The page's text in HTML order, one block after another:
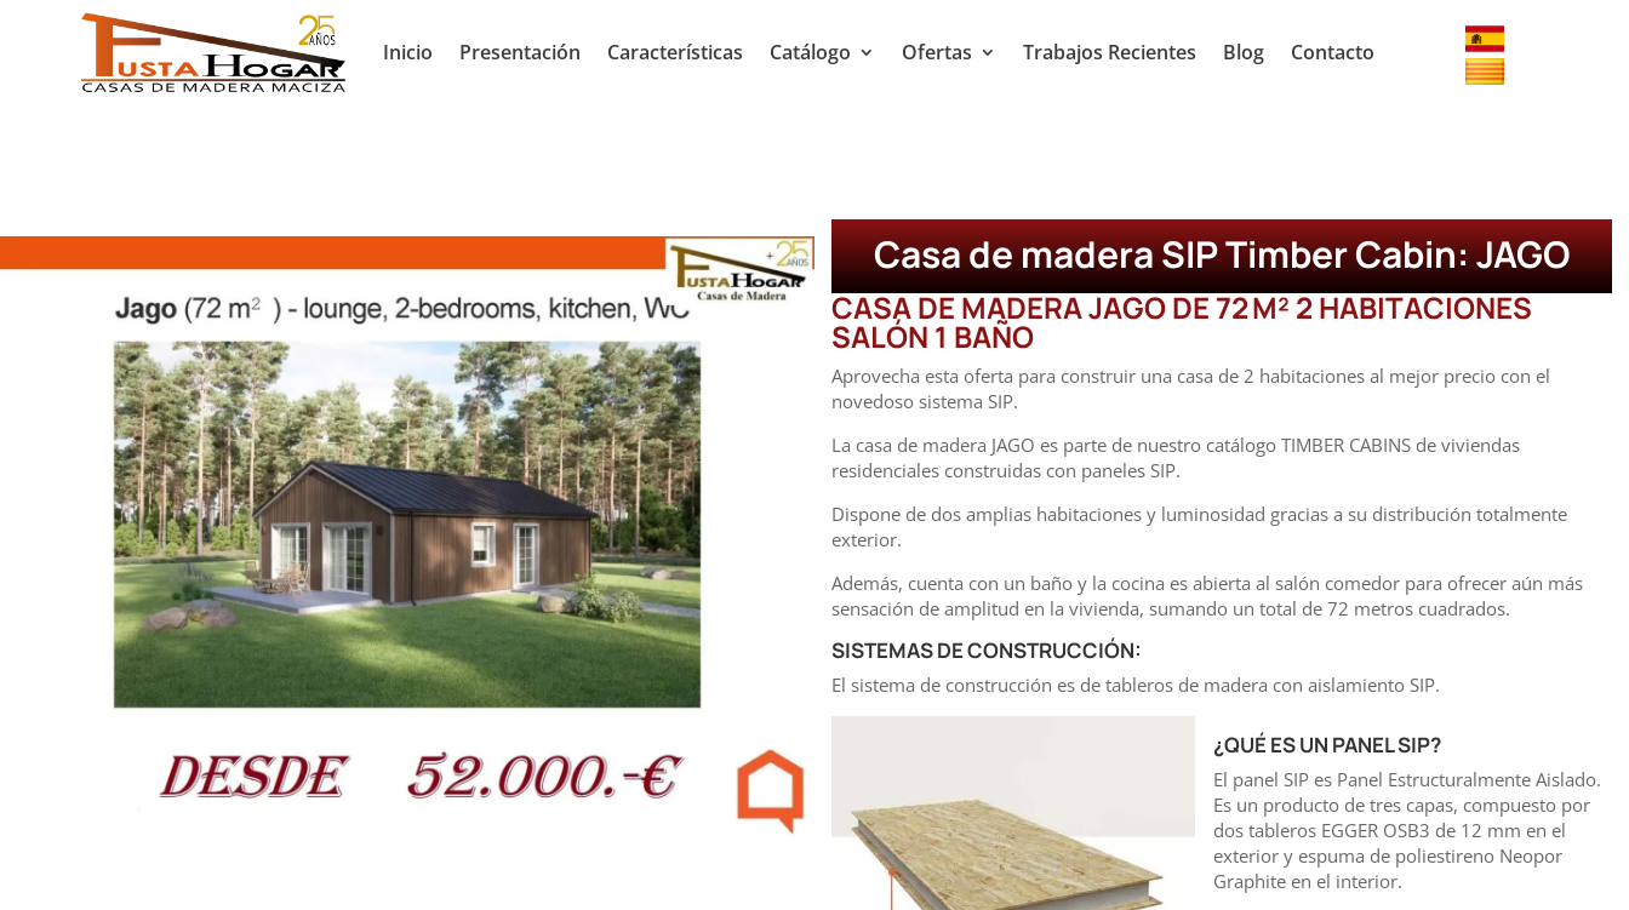
Inicio Presentación Características Catálogo Ofertas Trabajos Recientes Blog Contacto
Casa de madera SIPTimber Cabin: JAGO
CASA DE MADERA JAGO DE 72 M² 2 HABITACIONES
SALÓN 1 BAÑO
Aprovecha esta oferta para construir una casa de 2 habitaciones al mejor precio con el
novedoso sistema SIP.
La casa de madera JAGO es parte de nuestro catálogo TIMBER CABINS de viviendas
residenciales construidas con paneles SIP.
Dispone de dos amplias habitaciones y luminosidad gracias a su distribución totalmente
exterior.
Además, cuenta con un baño y la cocina es abierta al salón comedor para ofrecer aún más
sensación de amplitud en la vivienda, sumando un total de 72 metros cuadrados.
SISTEMAS DE CONSTRUCCIÓN:
El sistema de construcción es de tableros de madera con aislamiento SIP.
¿QUÉ ES UN PANEL SIP?
El panel SIP es Panel Estructuralmente Aislado.
Es un producto de tres capas, compuesto por
dos tableros EGGER OSB3 de 12 mm en el
exterior y espuma de poliestireno Neopor
Graphite en el interior.